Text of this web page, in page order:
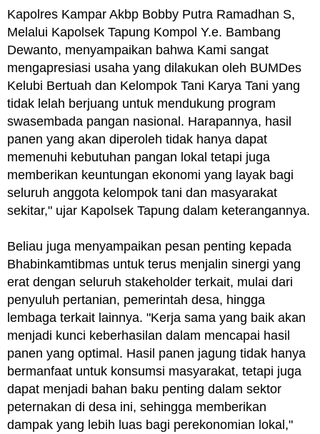
Kapolres Kampar Akbp Bobby Putra Ramadhan S,
Melalui Kapolsek Tapung Kompol Y.e. Bambang
Dewanto, menyampaikan bahwa Kami sangat
mengapresiasi usaha yang dilakukan oleh BUMDes
Kelubi Bertuah dan Kelompok Tani Karya Tani yang
tidak lelah berjuang untuk mendukung program
swasembada pangan nasional. Harapannya, hasil
panen yang akan diperoleh tidak hanya dapat
memenuhi kebutuhan pangan lokal tetapi juga
memberikan keuntungan ekonomi yang layak bagi
seluruh anggota kelompok tani dan masyarakat
sekitar," ujar Kapolsek Tapung dalam keterangannya.
Beliau juga menyampaikan pesan penting kepada
Bhabinkamtibmas untuk terus menjalin sinergi yang
erat dengan seluruh stakeholder terkait, mulai dari
penyuluh pertanian, pemerintah desa, hingga
lembaga terkait lainnya. "Kerja sama yang baik akan
menjadi kunci keberhasilan dalam mencapai hasil
panen yang optimal. Hasil panen jagung tidak hanya
bermanfaat untuk konsumsi masyarakat, tetapi juga
dapat menjadi bahan baku penting dalam sektor
peternakan di desa ini, sehingga memberikan
dampak yang lebih luas bagi perekonomian lokal,"